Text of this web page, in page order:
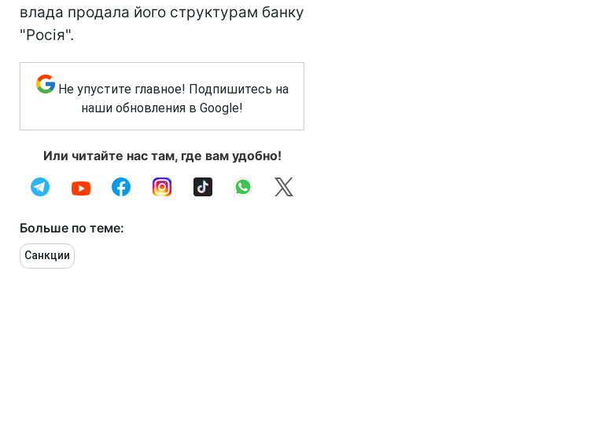
влада продала його структурам банку
"Росія".
Не упустите главное! Подпишитесь на
наши обновления в Google!
Или читайте нас там, где вам удобно!
Больше по теме:
Санкции